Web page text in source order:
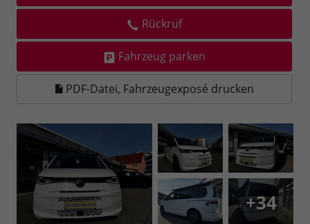
Rückruf
Fahrzeug parken
PDF-Datei, Fahrzeugexposé drucken
+34